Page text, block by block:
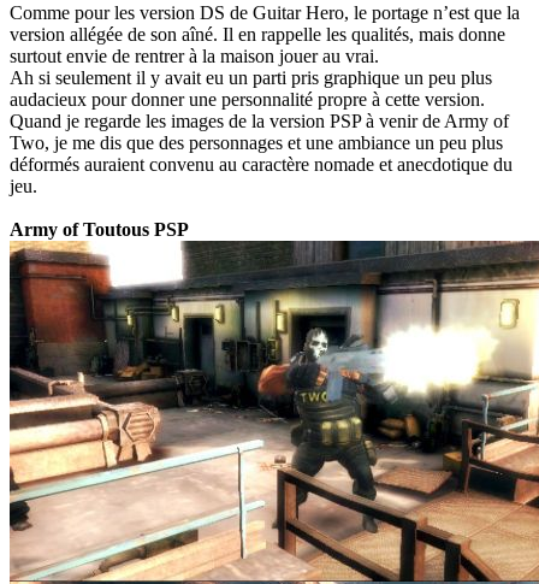
Comme pour les version DS de Guitar Hero, le portage n’est que la
version allégée de son aîné. Il en rappelle les qualités, mais donne
surtout envie de rentrer à la maison jouer au vrai.
Ah si seulement il y avait eu un parti pris graphique un peu plus
audacieux pour donner une personnalité propre à cette version.
Quand je regarde les images de la version PSP à venir de Army of
Two, je me dis que des personnages et une ambiance un peu plus
déformés auraient convenu au caractère nomade et anecdotique du
jeu.
Army of Toutous PSP